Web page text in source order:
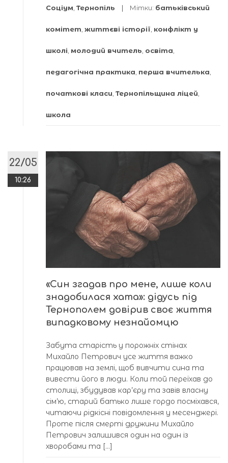
Соціум Тернопіль Мітки: батьківський
комітет життєві історії конфлікт у
школі молодий вчитель освіта
педагогічна практика перша вчителька
початкові класи Тернопільщина ліцей
школа
22/05
10:26
«Син згадав про мене, лише коли
знадобилася хата»: дідусь під
Тернополем довірив своє життя
випадковому незнайомцю
Забута старість у порожніх стінах
Михайло Петрович усе життя важко
працював на землі, щоб вивчити сина та
вивести його в люди. Коли той переїхав до
столиці, збудував кар’єру та завів власну
сім’ю, старий батько лише гордо посміхався,
читаючи рідкісні повідомлення у месенджері.
Проте після смерті дружини Михайло
Петрович залишився один на один із
хворобами та […]